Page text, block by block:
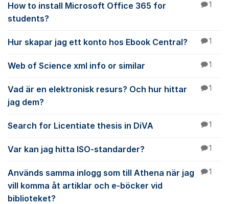
How to install Microsoft Office 365 for
students?
1
Hur skapar jag ett konto hos Ebook Central? 1
Web of Science xml info or similar 1
Vad är en elektronisk resurs? Och hur hittar
jag dem?
1
Search for Licentiate thesis in DiVA 1
Var kan jag hitta ISO-standarder? 1
Används samma inlogg som till Athena när jag
vill komma åt artiklar och e-böcker vid
biblioteket?
1